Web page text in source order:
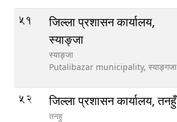
51
जिल्ला प्रशासन कार्यालय,
स्याङ्जा
स्याङ्जा
Putalibazar municipality, स्याङ्गजा
52 जिल्ला प्रशासन कार्यालय, तनहुँ
तनहु